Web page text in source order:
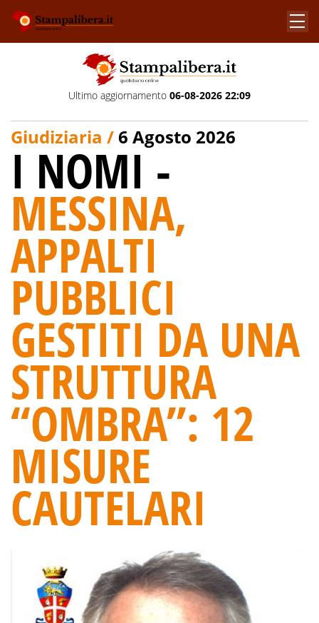
Ultimo aggiornamento 06-08-2026 22:09
Giudiziaria /6 Agosto 2026
I NOMI -
MESSINA,
APPALTI
PUBBLICI
GESTITI DA UNA
STRUTTURA
“OMBRA”: 12
MISURE
CAUTELARI